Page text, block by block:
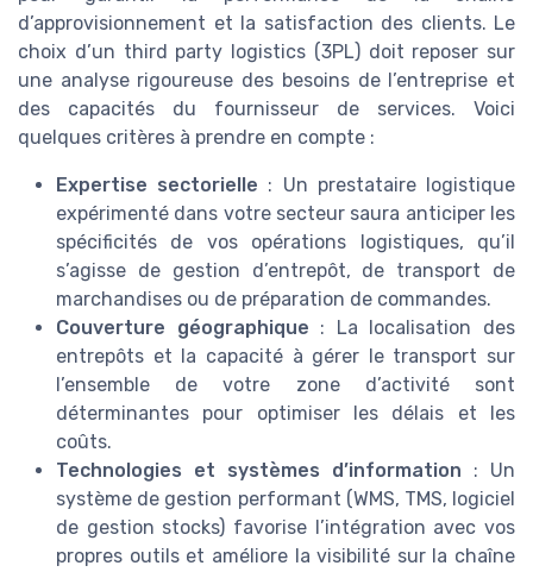
d’approvisionnement et la satisfaction des clients. Le
choix d’un third party logistics (3PL) doit reposer sur
une analyse rigoureuse des besoins de l’entreprise et
des capacités du fournisseur de services. Voici
quelques critères à prendre en compte :
Expertise sectorielle : Un prestataire logistique
expérimenté dans votre secteur saura anticiper les
spécificités de vos opérations logistiques, qu’il
s’agisse de gestion d’entrepôt, de transport de
marchandises ou de préparation de commandes.
Couverture géographique : La localisation des
entrepôts et la capacité à gérer le transport sur
l’ensemble de votre zone d’activité sont
déterminantes pour optimiser les délais et les
coûts.
Technologies et systèmes d’information : Un
système de gestion performant (WMS, TMS, logiciel
de gestion stocks) favorise l’intégration avec vos
propres outils et améliore la visibilité sur la chaîne